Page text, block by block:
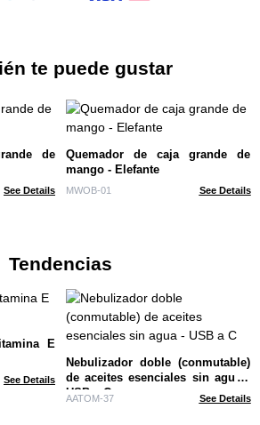
te puede gustar
de
See Details
Quemador de caja grande de
mango - Elefante
MWOB-01 See Details
Tendencias
E
See Details
Nebulizador doble (conmutable)
de aceites esenciales sin agua -
USB a C
AATOM-37 See Details